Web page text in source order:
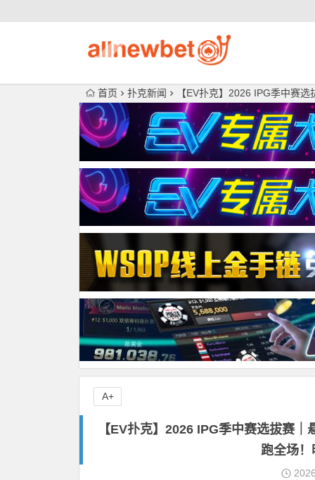
首页 扑克新闻 【EV扑克】2026 IPG季中赛
【EV扑克】2026 IPG季中赛选拔赛
跑全场
A+